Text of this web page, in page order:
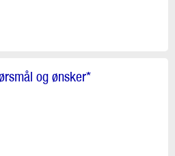
og ønsker*